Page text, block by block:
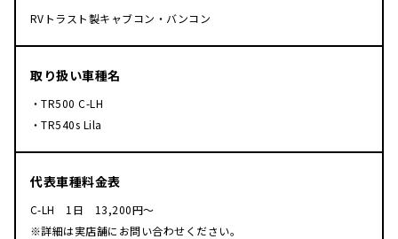
RVトラスト製キャブコン・バンコン
取り扱い車種名
・TR500 C-LH
・TR540s Lila
代表車種料金表
C-LH 1日 13,200円〜
※詳細は実店舗にお問い合わせください。